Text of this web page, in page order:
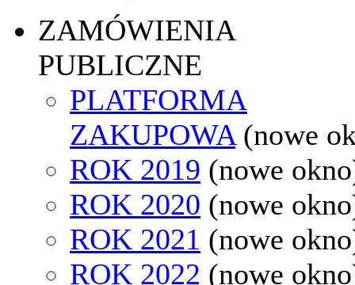
ZAMÓWIENIA
PUBLICZNE
PLATFORMA
ZAKUPOWA (nowe
ROK 2019 (nowe
ROK 2020 (nowe
ROK 2021 (nowe
ROK 2022 (nowe